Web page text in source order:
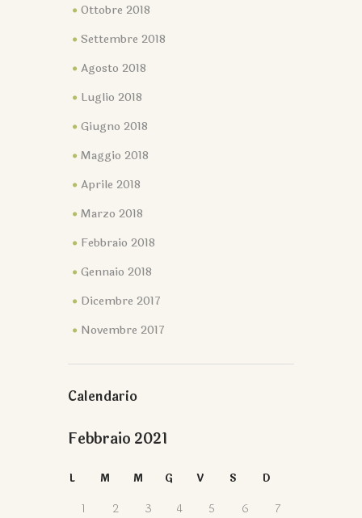
Ottobre 2018
Settembre 2018
Agosto 2018
Luglio 2018
Giugno 2018
Maggio 2018
Aprile 2018
Marzo 2018
Febbraio 2018
Gennaio 2018
Dicembre 2017
Novembre 2017
Calendario
Febbraio 2021
L M M G V S D
1 2 3 4 5 6
7